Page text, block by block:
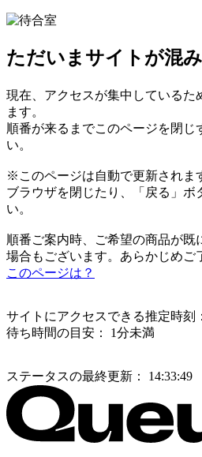
ただいまサイトが混
現在、アクセスが集中しているた
ます。
順番が来るまでこのページを閉じ
い。
※このページは自動で更新されま
ブラウザを閉じたり、「戻る」ボ
い。
順番ご案内時、ご希望の商品が既
場合もございます。あらかじめご
このページは？
サイトにアクセスできる推定時刻：
待ち時間の目安：
1分未満
ステータスの最終更新： 14:33:49